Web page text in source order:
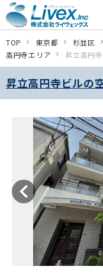
TOP 東京都 杉並区
高円寺エリア
昇立高円
昇立高円寺ビルの